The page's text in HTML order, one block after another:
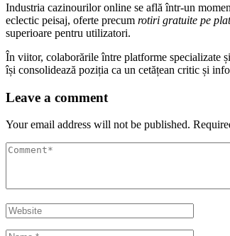
Industria cazinourilor online se află într-un
eclectic peisaj, oferte precum rotiri gratuite pe
superioare pentru utilizatori.
În viitor, colaborările între platforme specializate
își consolidează poziția ca un cetățean critic și
Leave a comment
Your email address will not be published.